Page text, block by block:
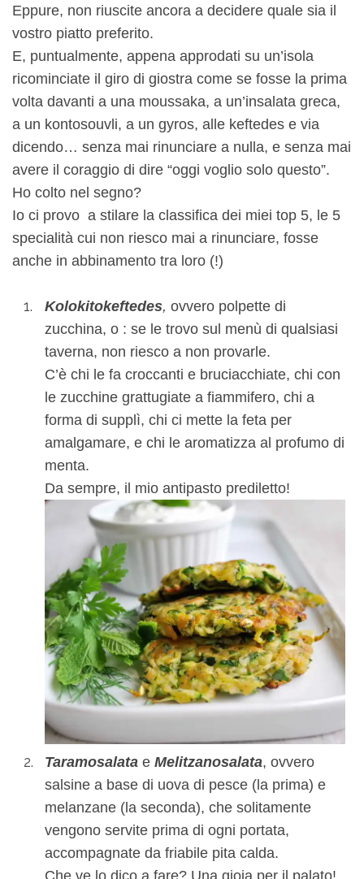
Eppure, non riuscite ancora a decidere quale sia il
vostro piatto preferito.
E, puntualmente, appena approdati su un’isola
ricominciate il giro di giostra come se fosse la prima
volta davanti a una moussaka, a un’insalata greca,
a un kontosouvli, a un gyros, alle keftedes e via
dicendo… senza mai rinunciare a nulla, e senza mai
avere il coraggio di dire “oggi voglio solo questo”.
Ho colto nel segno?
Io ci provo a stilare la classifica dei miei top 5, le 5
specialità cui non riesco mai a rinunciare, fosse
anche in abbinamento tra loro (!)
Kolokitokeftedes, ovvero polpette di
zucchina, o : se le trovo sul menù di qualsiasi
taverna, non riesco a non provarle.
C’è chi le fa croccanti e bruciacchiate, chi con
le zucchine grattugiate a fiammifero, chi a
forma di supplì, chi ci mette la feta per
amalgamare, e chi le aromatizza al profumo di
menta.
Da sempre, il mio antipasto prediletto!
Taramosalata e Melitzanosalata, ovvero
salsine a base di uova di pesce (la prima) e
melanzane (la seconda), che solitamente
vengono servite prima di ogni portata,
accompagnate da friabile pita calda.